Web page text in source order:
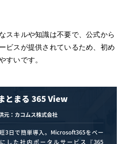
スキルや知識は不要で、公式から
ビスが提供されているため、初め
すいです。